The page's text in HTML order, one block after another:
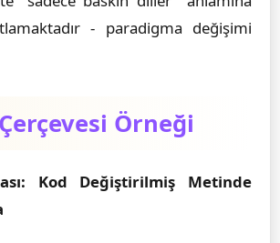
- paradigma değişimi
Örneği
Kod Değiştirilmiş Metinde